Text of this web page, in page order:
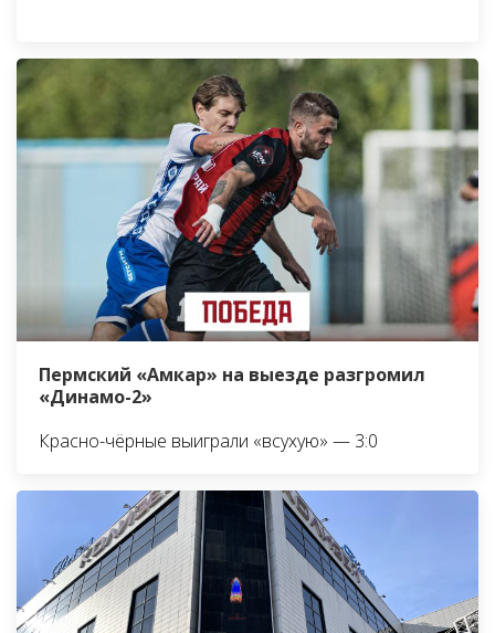
Пермский «Амкар» на выезде разгромил
«Динамо-2»
Красно-чёрные выиграли «всухую» — 3:0